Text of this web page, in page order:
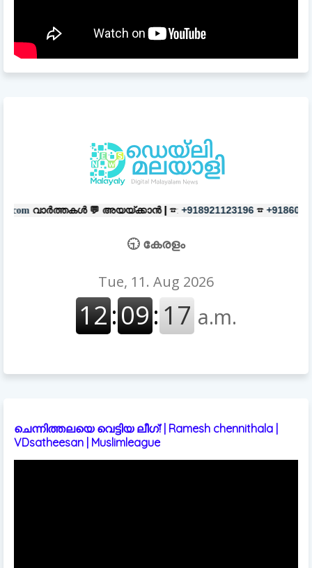
💬അയയ്ക്കാൻ | ☎: +918921123196 ☎ +918606657037
🕤 കേരളം
ചെന്നിത്തലയെ വെട്ടിയ ലീഗ്! | Ramesh chennithala |
VDsatheesan | Muslimleague